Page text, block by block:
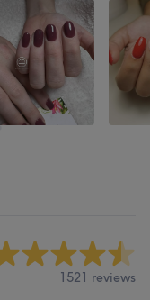
1521 reviews